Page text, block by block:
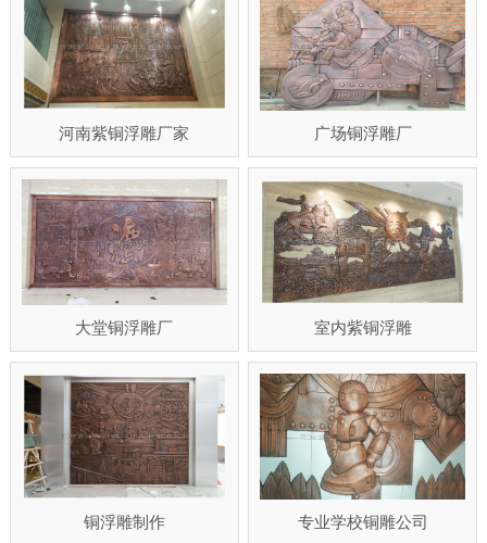
河南紫铜浮雕厂家 广场铜浮雕厂
大堂铜浮雕厂 室内紫铜浮雕
铜浮雕制作 专业学校铜雕公司